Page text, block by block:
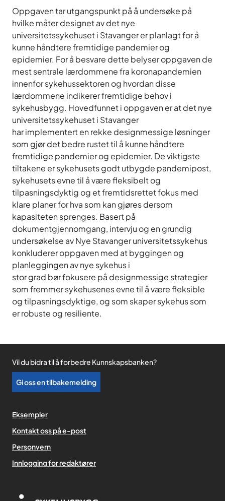
Oppgaven tar utgangspunkt på å undersøke på
hvilke måter designet av det nye
universitetssykehuset i Stavanger er planlagt for å
kunne håndtere fremtidige pandemier og
epidemier. For å besvare dette belyser oppgaven de
mest sentrale lærdommene fra koronapandemien
innenfor sykehussektoren og hvordan disse
lærdommene indikerer fremtidige behov i
sykehusbygg. Hovedfunnet i oppgaven er at det nye
universitetssykehuset i Stavanger
har implementert en rekke designmessige løsninger
som gjør det bedre rustet til å kunne håndtere
fremtidige pandemier og epidemier. De viktigste
tiltakene er sykehusets godt utbygde pandemipost,
sykehusets evne til å være fleksibelt og
tilpasningsdyktig og et fremtidsrettet fokus med
klare planer for hva som kan gjøres dersom
kapasiteten sprenges. Basert på
dokumentgjennomgang, intervju og en grundig
undersøkelse av Nye Stavanger universitetssykehus
konkluderer oppgaven med at byggingen og
planleggingen av nye sykehus i
stor grad bør fokusere på designmessige strategier
som fremmer sykehusenes evne til å være fleksible
og tilpasningsdyktige, og som skaper sykehus som
er robuste og resiliente.
Vil du bidra til å forbedre Kunnskapsbanken?
Gi oss en tilbakemelding
Eksempler
Kontakt oss på e-post
Personvern
Innlogging for redaktører